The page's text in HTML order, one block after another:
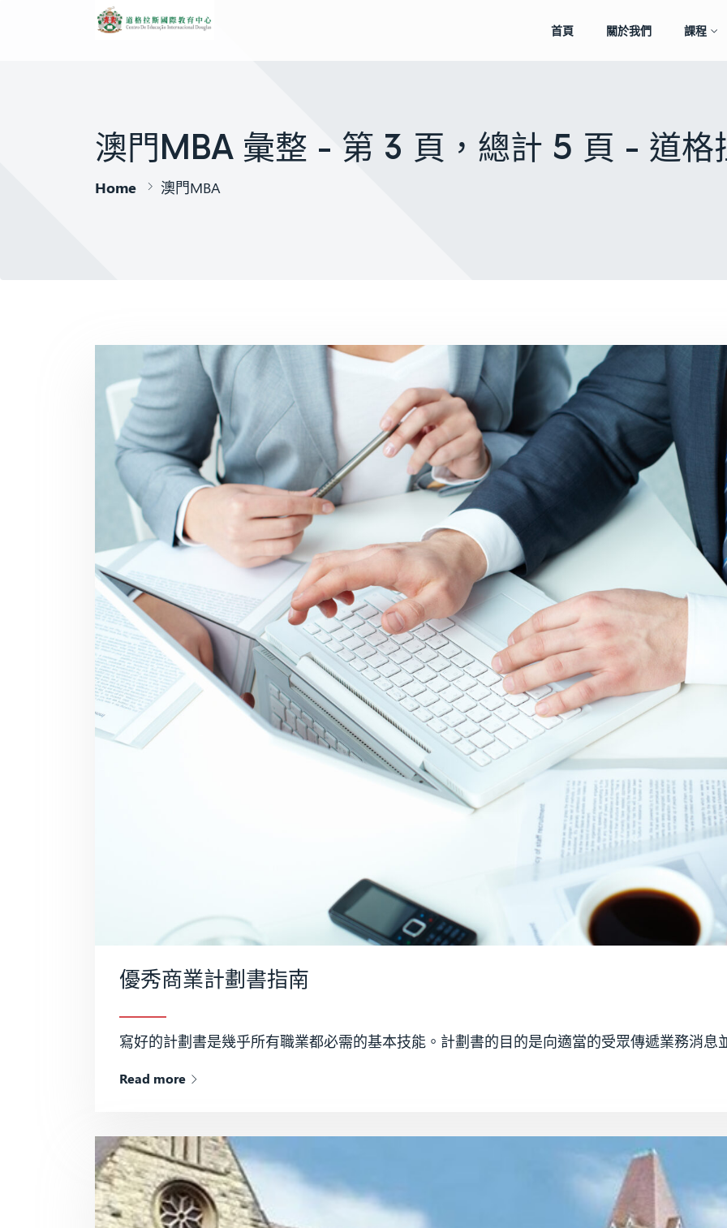
首頁 關於我們 課程
澳門MBA 彙整 - 第 3 頁，總計 5 頁 - 道格
Home 澳門MBA
優秀商業計劃書指南
寫好的計劃書是幾乎所有職業都必需的基本技能。計劃書的目的是向適當的受眾傳遞業務消
Read more